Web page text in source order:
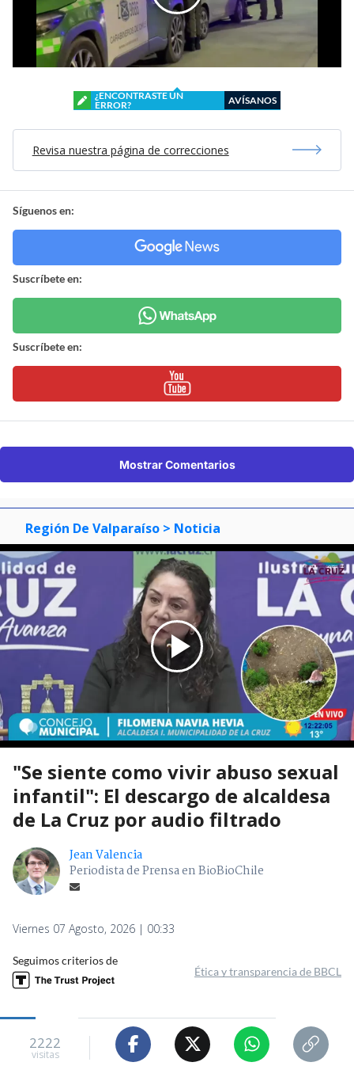
¿ENCONTRASTE UN
ERROR?
AVÍSANOS
Revisa nuestra página de correcciones
Síguenos en:
Suscríbete en:
Suscríbete en:
Mostrar Comentarios
Región De Valparaíso > Noticia
"Se siente como vivir abuso sexual
infantil": El descargo de alcaldesa
de La Cruz por audio filtrado
Jean Valencia
Periodista de Prensa en BioBioChile
Viernes 07 Agosto, 2026 | 00:33
Seguimos criterios de
Ética y transparencia de BBCL
2222
visitas